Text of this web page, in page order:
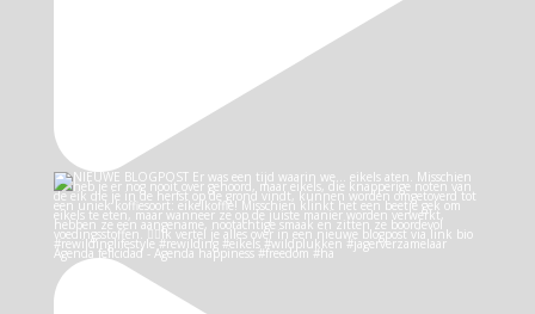
Agenda felicidad - Agenda happiness #freedom #ha